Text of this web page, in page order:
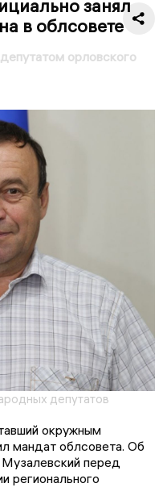
занял
в облсовете
орловского
депутатов
окружным
мандат облсовета. Об
перед
регионального